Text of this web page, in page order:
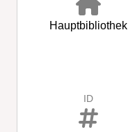
Hauptbibliothek
ID